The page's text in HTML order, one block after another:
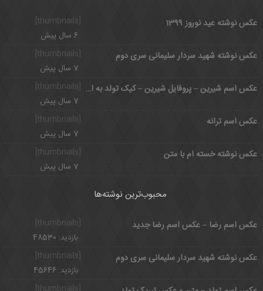
[thumbnails] عکس نوشته عید نوروز 1399
6 سال پیش
عکس نوشته شهید سردار سلیمانی سری دوم
7 سال پیش
[thumbnails] عکس اسم شیرین – پروفایل شیرین – کیک تولد به اسم شیرین
7 سال پیش
عکس اسم ترانه
7 سال پیش
عکس نوشته خسته ام با متن
7 سال پیش
محبوب‌ترین نوشته‌ها
عکس اسم رضا – عکس اسم رضا جدید
بازدید: 48530
[thumbnails]
عکس نوشته شهید سردار سلیمانی سری دوم
بازدید: 45646